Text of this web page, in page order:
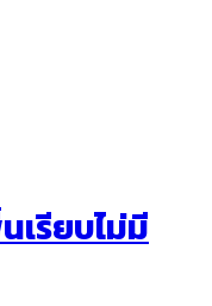
เรียบไม่มี